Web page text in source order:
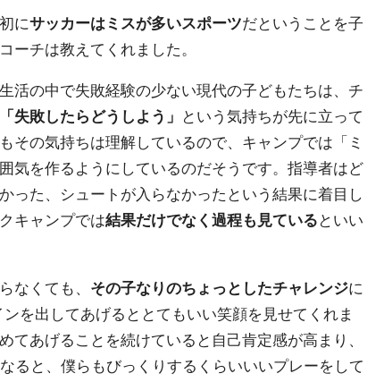
にサッカーはミスが多いスポーツだということを子
ーチは教えてくれました。
活の中で失敗経験の少ない現代の子どもたちは、チ
「失敗したらどうしよう」 という気持ちが先に立って
その気持ちは理解しているので、キャンプでは「ミ
気を作るようにしているのだそうです。指導者はど
った、シュートが入らなかったという結果に着目し
キャンプでは結果だけでなく過程も見ている といい
なくても、 その子なりのちょっとしたチャレンジに
を出してあげるととてもいい笑顔を見せてくれま
てあげることを続けていると自己肯定感が高まり、
ると、僕らもびっくりするくらいいいプレーをして